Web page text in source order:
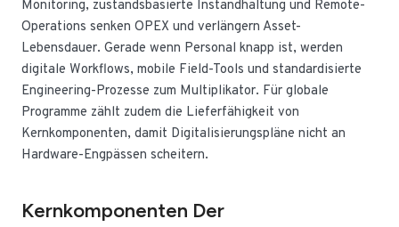
Monitoring, zustandsbasierte Instandhaltung und Remote-
Operations senken OPEX und verlängern Asset-
Lebensdauer. Gerade wenn Personal knapp ist, werden
digitale Workflows, mobile Field-Tools und standardisierte
Engineering-Prozesse zum Multiplikator. Für globale
Programme zählt zudem die Lieferfähigkeit von
Kernkomponenten, damit Digitalisierungspläne nicht an
Hardware-Engpässen scheitern.
Kernkomponenten Der